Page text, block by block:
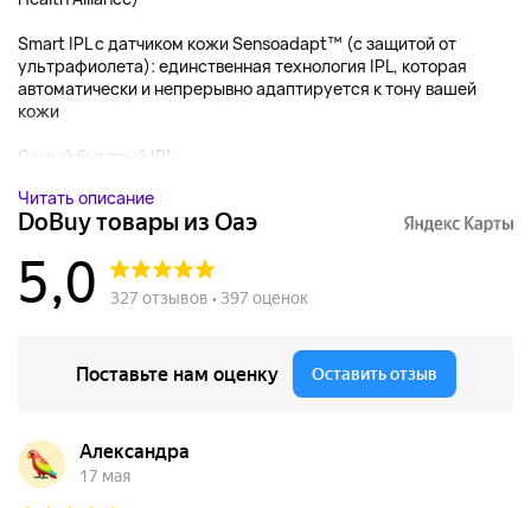
Smart IPL с датчиком кожи Sensoadapt™ (с защитой от
ультрафиолета): единственная технология IPL, которая
автоматически и непрерывно адаптируется к тону вашей
кожи
Самый быстрый IPL: ...
Читать описание